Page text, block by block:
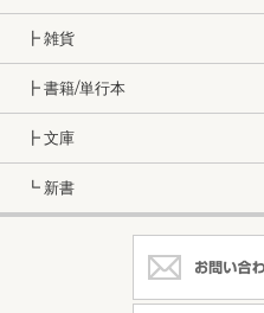
┣ 雑貨
┣ 書籍/単行本
┣ 文庫
┗ 新書